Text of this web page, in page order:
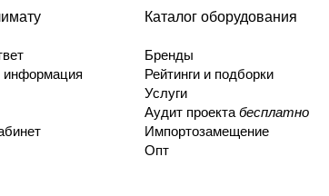
информация
Каталог оборудования
Бренды
Рейтинги и подборки
Услуги
Аудит проекта бесплатно
Импортозамещение
Опт